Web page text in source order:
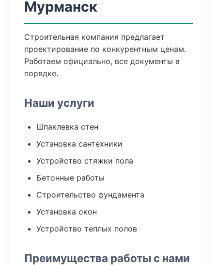
Мурманск
Строительная компания предлагает
проектирование по конкурентным ценам.
Работаем официально, все документы в
порядке.
Наши услуги
Шпаклевка стен
Установка сантехники
Устройство стяжки пола
Бетонные работы
Строительство фундамента
Установка окон
Устройство теплых полов
Преимущества работы с нами